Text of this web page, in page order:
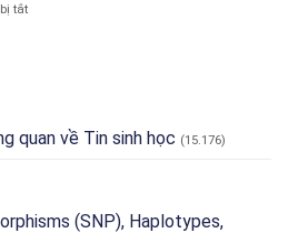
trường
với
trường:
giới
phục
tắtở
vi
AI
quan về Tin sinh học (15.176)
(SNP), Haplotypes,